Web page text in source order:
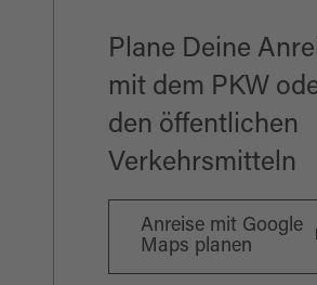
Plane Deine
mit dem PKW
den öffentlichen
Verkehrsmitteln
Anreise mit Google
Maps planen